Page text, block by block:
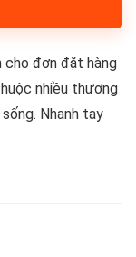
cho đơn đặt hàng
nhiều thương
Nhanh tay